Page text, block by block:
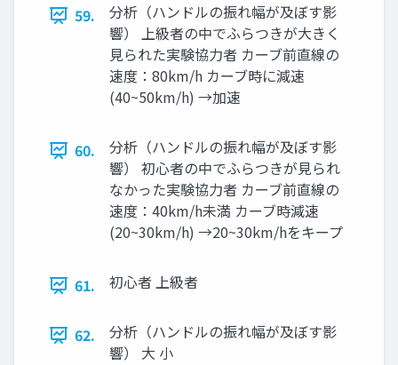
59.
分析（ハンドルの振れ幅が及ぼす影
響） 上級者の中でふらつきが大きく
見られた実験協力者 カーブ前直線の
速度：80km/h カーブ時に減速
(40~50km/h) →加速
60.
分析（ハンドルの振れ幅が及ぼす影
響） 初心者の中でふらつきが見られ
なかった実験協力者 カーブ前直線の
速度：40km/h未満 カーブ時減速
(20~30km/h) →20~30km/hをキープ
61. 初心者 上級者
62.
分析（ハンドルの振れ幅が及ぼす影
響） 大 小